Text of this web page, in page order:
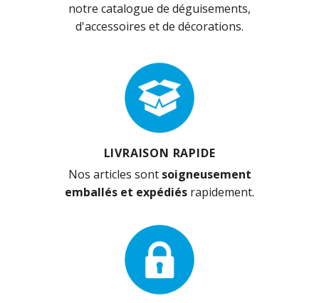
notre catalogue de déguisements,
d'accessoires et de décorations.
LIVRAISON RAPIDE
Nos articles sont soigneusement
emballés et expédiés rapidement.